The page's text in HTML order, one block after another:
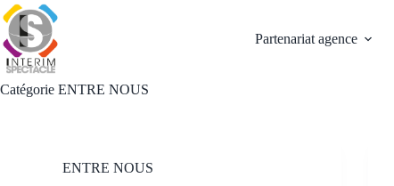
Passer
au
contenu
Partenariat agence
Catégorie ENTRE NOUS
ENTRE NOUS